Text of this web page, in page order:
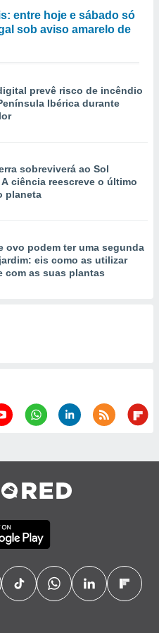
entre hoje e sábado só
sob aviso amarelo de
prevê risco de incêndio
Ibérica durante
sobreviverá ao Sol
ciência reescreve o último
planeta
ovo podem ter uma segunda
eis como as utilizar
com as suas plantas